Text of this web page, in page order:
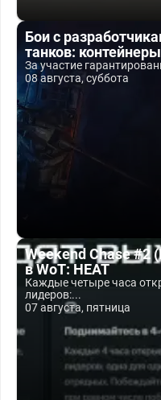
Бои с
танков:
За участие
08 августа, суббота
Weekend Chase #2
в WoT: HEAT
Каждые четыре часа
лидеров:...
07 августа, пятница